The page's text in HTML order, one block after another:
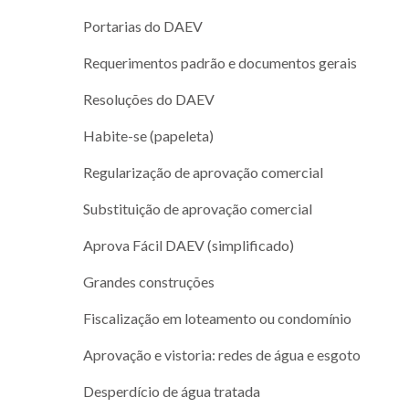
Portarias do DAEV
Requerimentos padrão e documentos gerais
Resoluções do DAEV
Habite-se (papeleta)
Regularização de aprovação comercial
Substituição de aprovação comercial
Aprova Fácil DAEV (simplificado)
Grandes construções
Fiscalização em loteamento ou condomínio
Aprovação e vistoria: redes de água e esgoto
Desperdício de água tratada